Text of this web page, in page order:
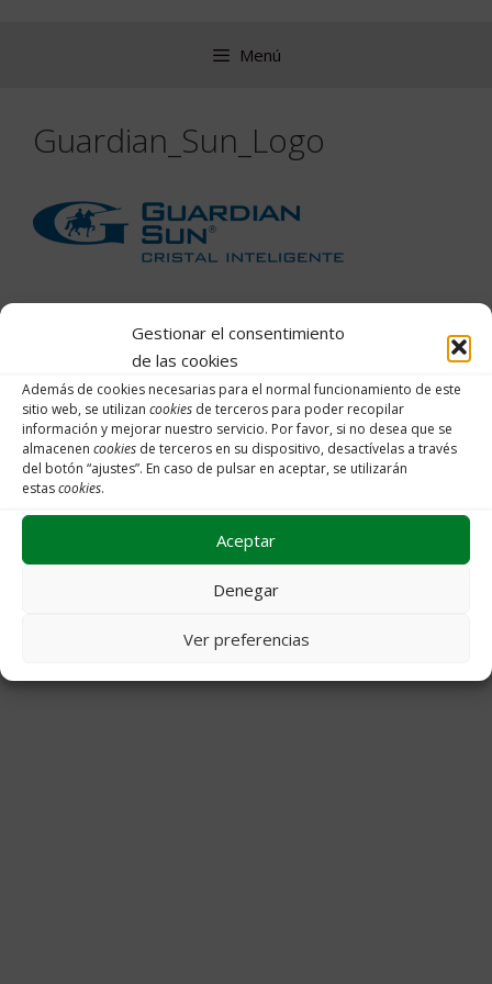
Gestionar el consentimiento
de las cookies
Además de cookies necesarias para el normal funcionamiento de este
sitio web, se utilizan cookies de terceros para poder recopilar
información y mejorar nuestro servicio. Por favor, si no desea que se
almacenen cookies de terceros en su dispositivo, desactívelas a través
del botón “ajustes”. En caso de pulsar en aceptar, se utilizarán
estascookies.
Aceptar
Denegar
Ver preferencias
Menú
Guardian_Sun_Logo
Archivos
© 2026 Decoraciones Campos• Creado con